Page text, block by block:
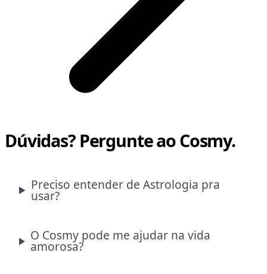
Dúvidas? Pergunte ao Cosmy.
Preciso entender de Astrologia pra
usar?
O Cosmy pode me ajudar na vida
amorosa?